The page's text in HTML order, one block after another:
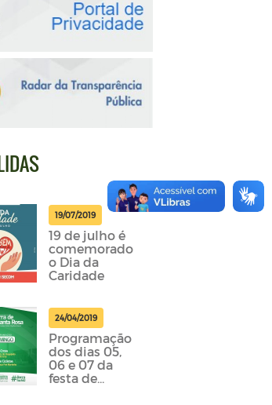
19/07/2019
19 de julho é
comemorado
o Dia da
Caridade
24/04/2019
Programação
dos dias 05,
06 e 07 da
festa de